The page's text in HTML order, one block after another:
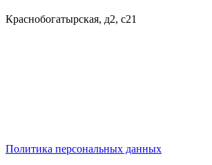
Краснобогатырская, д2, с21
Политика персональных данных